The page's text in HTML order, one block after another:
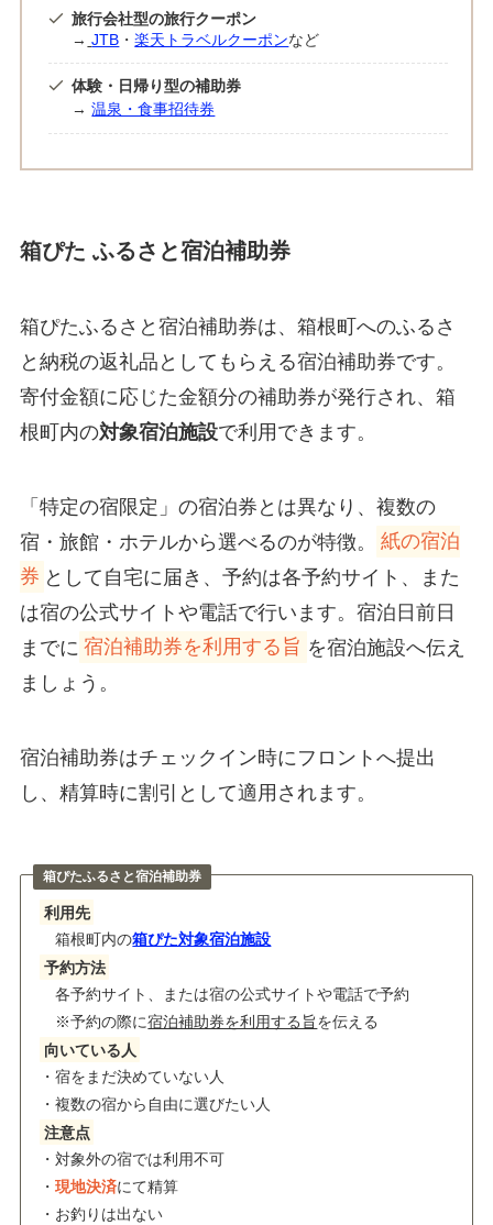
旅行会社型の旅行クーポン
→ JTB ・楽天トラベルクーポンなど
体験・日帰り型の補助券
→温泉・食事招待券
箱ぴた ふるさと宿泊補助券
箱ぴたふるさと宿泊補助券は、箱根町へのふるさ
と納税の返礼品としてもらえる宿泊補助券です。
寄付金額に応じた金額分の補助券が発行され、箱
根町内の対象宿泊施設で利用できます。
「特定の宿限定」の宿泊券とは異なり、複数の
宿・旅館・ホテルから選べるのが特徴。
紙の宿泊
券 として自宅に届き、予約は各予約サイト、また
は宿の公式サイトや電話で行います。宿泊日前日
までに 宿泊補助券を利用する旨 を宿泊施設へ伝え
ましょう。
宿泊補助券はチェックイン時にフロントへ提出
し、精算時に割引として適用されます。
箱ぴたふるさと宿泊補助券
利用先
箱根町内の箱ぴた対象宿泊施設
予約方法
各予約サイト、または宿の公式サイトや電話で予約
※予約の際に宿泊補助券を利用する旨を伝える
向いている人
・宿をまだ決めていない人
・複数の宿から自由に選びたい人
注意点
・対象外の宿では利用不可
・現地決済にて精算
・お釣りは出ない